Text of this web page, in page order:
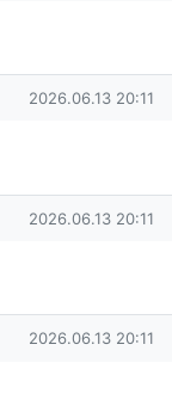
작성일
2026.06.13 20:11
작성일
2026.06.13 20:11
작성일
2026.06.13 20:11